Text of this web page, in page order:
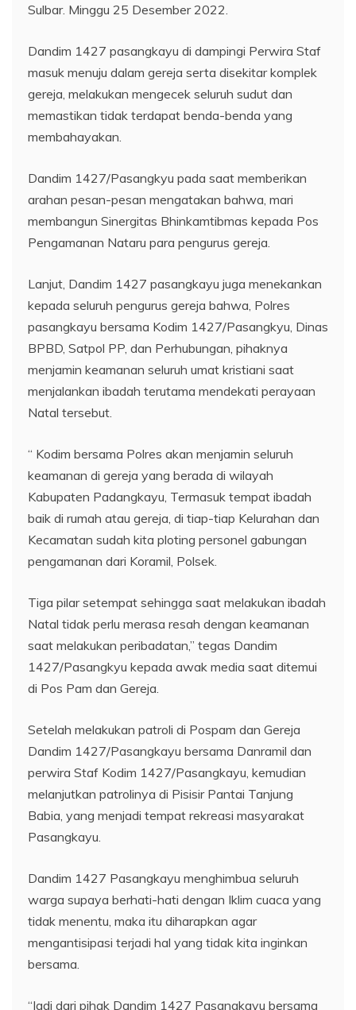
Sulbar. Minggu 25 Desember 2022.
Dandim 1427 pasangkayu di dampingi Perwira Staf
masuk menuju dalam gereja serta disekitar komplek
gereja, melakukan mengecek seluruh sudut dan
memastikan tidak terdapat benda-benda yang
membahayakan.
Dandim 1427/Pasangkyu pada saat memberikan
arahan pesan-pesan mengatakan bahwa, mari
membangun Sinergitas Bhinkamtibmas kepada Pos
Pengamanan Nataru para pengurus gereja.
Lanjut, Dandim 1427 pasangkayu juga menekankan
kepada seluruh pengurus gereja bahwa, Polres
pasangkayu bersama Kodim 1427/Pasangkyu, Dinas
BPBD, Satpol PP, dan Perhubungan, pihaknya
menjamin keamanan seluruh umat kristiani saat
menjalankan ibadah terutama mendekati perayaan
Natal tersebut.
“ Kodim bersama Polres akan menjamin seluruh
keamanan di gereja yang berada di wilayah
Kabupaten Padangkayu, Termasuk tempat ibadah
baik di rumah atau gereja, di tiap-tiap Kelurahan dan
Kecamatan sudah kita ploting personel gabungan
pengamanan dari Koramil, Polsek.
Tiga pilar setempat sehingga saat melakukan ibadah
Natal tidak perlu merasa resah dengan keamanan
saat melakukan peribadatan,” tegas Dandim
1427/Pasangkyu kepada awak media saat ditemui
di Pos Pam dan Gereja.
Setelah melakukan patroli di Pospam dan Gereja
Dandim 1427/Pasangkayu bersama Danramil dan
perwira Staf Kodim 1427/Pasangkayu, kemudian
melanjutkan patrolinya di Pisisir Pantai Tanjung
Babia, yang menjadi tempat rekreasi masyarakat
Pasangkayu.
Dandim 1427 Pasangkayu menghimbua seluruh
warga supaya berhati-hati dengan Iklim cuaca yang
tidak menentu, maka itu diharapkan agar
mengantisipasi terjadi hal yang tidak kita inginkan
bersama.
“Jadi dari pihak Dandim 1427 Pasangkayu bersama